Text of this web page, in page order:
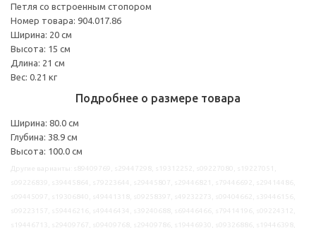
Петля со встроенным стопором
Номер товара: 904.017.86
Ширина: 20 см
Высота: 15 см
Длина: 21 см
Вес: 0.21 кг
Подробнее о размере товара
Ширина: 80.0 см
Глубина: 38.9 см
Высота: 100.0 см